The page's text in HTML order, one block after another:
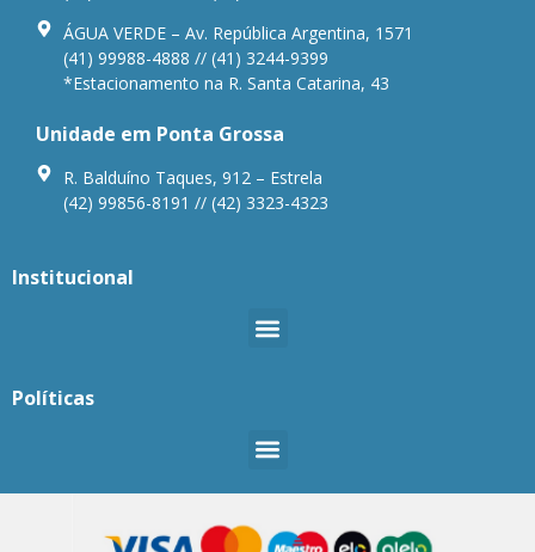
ÁGUA VERDE – Av. República Argentina, 1571
(41) 99988-4888 // (41) 3244-9399
*Estacionamento na R. Santa Catarina, 43
Unidade em Ponta Grossa
R. Balduíno Taques, 912 – Estrela
(42) 99856-8191 // (42) 3323-4323
Institucional
Políticas